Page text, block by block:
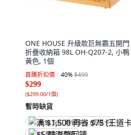
ONE HOUSE 升級款巨無霸五開門
折疊收納箱 98L OH-Q207-2, 小鴨
黃色, 1個
首購折扣價 40%$499
$299
($299.00/1個)
暫時缺貨
满 $1,500 再省 $75 (王道卡)